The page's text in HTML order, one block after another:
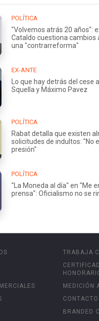
POLÍTICA
"Volvemos atrás 20 años":
Cataldo cuestiona cambios
una "contrarreforma"
EX-ANTE
Lo que hay detrás del cese
Squella y Máximo Pavez
POLÍTICA
Rabat detalla que existen
solicitudes de indultos: "No
presión"
POLÍTICA
"La Moneda al día" en "Me
prensa": Oficialismo no se
TRABAJA
MEDICIÓN
CONTACTO
BRANDED